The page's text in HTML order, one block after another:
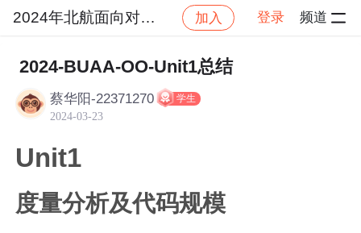
2024年北航面向对象设计与构造 加入 登录 频道
社区 2024年北航面向对象设计与构造
2024-BUAA-OO-Unit1总结
蔡华阳-22371270 学生
2024-03-23
Unit1
度量分析及代码规模